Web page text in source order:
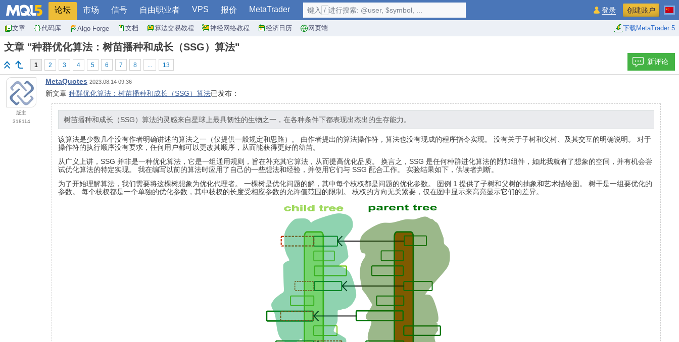
论坛 市场 信号 自由职业者 VPS 报价 MetaTrader
文章 代码库 Algo Forge 文档 算法交易教程 神经网络教程 经济日历 网页端 下载MetaTrader 5
键入 / 进行搜索: @user, $symbol, ... 登录 创建账户
文章 "种群优化算法：树苗播种和成长（SSG）算法"
1 2 3 4 5 6 7 8 ... 13 新评论
版主
318114
MetaQuotes 2023.08.14 09:36
新文章 种群优化算法：树苗播种和成长（SSG）算法已发布：
树苗播种和成长（SSG）算法的灵感来自星球上最具韧性的生物之一，在各种条件下都表现出杰出的生存能力。
该算法是少数几个没有作者明确讲述的算法之一（仅提供一般规定和思路）。 由作者提出的算法操作符，算法也没有现成的程序指令实现。 没有关于子树和父树、及其交互的明确说明。 对于
操作符的执行顺序没有要求，任何用户都可以更改其顺序，从而能获得更好的幼苗。
从广义上讲，SSG 并非是一种优化算法，它是一组通用规则，旨在补充其它算法，从而提高优化品质。 换言之，SSG 是任何种群进化算法的附加组件，如此我就有了想象的空间，并有机会尝
试优化算法的特定实现。 我在编写以前的算法时应用了自己的一些想法和经验，并使用它们与 SSG 配合工作。 实验结果如下，供读者判断。
为了开始理解算法，我们需要将这棵树想象为优化代理者。 一棵树是优化问题的解，其中每个枝杈都是问题的优化参数。 图例 1 提供了子树和父树的抽象和艺术描绘图。 树干是一组要优化的
参数。 每个枝杈都是一个单独的优化参数，其中枝杈的长度受相应参数的允许值范围的限制。 枝杈的方向无关紧要，仅在图中显示来高亮显示它们的差异。